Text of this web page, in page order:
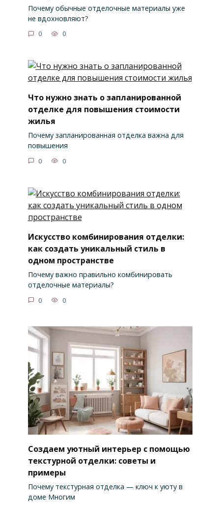
Почему обычные отделочные материалы уже
не вдохновляют?
0 0
Что нужно знать о запланированной
отделке для повышения стоимости
жилья
Почему запланированная отделка важна для
повышения
0 0
Искусство комбинирования отделки:
как создать уникальный стиль в
одном пространстве
Почему важно правильно комбинировать
отделочные материалы?
0 0
Создаем уютный интерьер с помощью
текстурной отделки: советы и
примеры
Почему текстурная отделка — ключ к уюту в
доме Многим